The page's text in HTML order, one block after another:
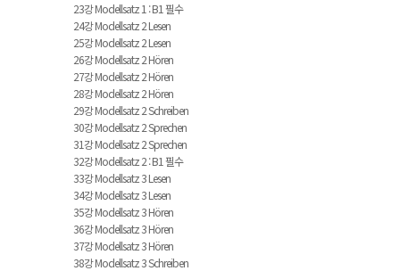
23강 Modellsatz 1 : B1 필수
24강 Modellsatz 2 Lesen
25강 Modellsatz 2 Lesen
26강 Modellsatz 2 Hören
27강 Modellsatz 2 Hören
28강 Modellsatz 2 Hören
29강 Modellsatz 2 Schreiben
30강 Modellsatz 2 Sprechen
31강 Modellsatz 2 Sprechen
32강 Modellsatz 2 : B1 필수
33강 Modellsatz 3 Lesen
34강 Modellsatz 3 Lesen
35강 Modellsatz 3 Hören
36강 Modellsatz 3 Hören
37강 Modellsatz 3 Hören
38강 Modellsatz 3 Schreiben